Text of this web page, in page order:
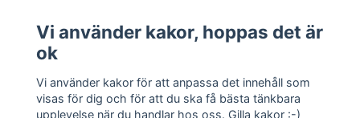
Kundtjänst
Snabblänkar
Vi använder kakor, hoppas det är
ok
Vi använder kakor för att anpassa det innehåll som
visas för dig och för att du ska få bästa tänkbara
upplevelse när du handlar hos oss. Gilla kakor :-)